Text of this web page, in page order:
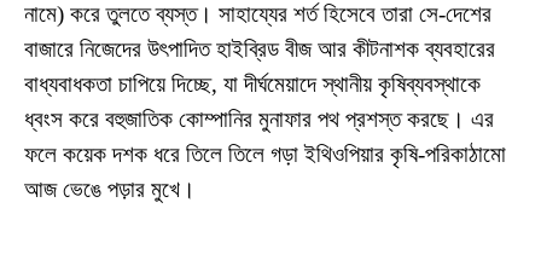
নামে) করে তুলতে ব্যস্ত। সাহায্যের শর্ত হিসেবে তারা সে-দেশের
বাজারে নিজেদের উৎপাদিত হাইব্রিড বীজ আর কীটনাশক ব্যবহারের
বাধ্যবাধকতা চাপিয়ে দিচ্ছে, যা দীর্ঘমেয়াদে স্থানীয় কৃষিব্যবস্থাকে
ধ্বংস করে বহুজাতিক কোম্পানির মুনাফার পথ প্রশস্ত করছে। এর
ফলে কয়েক দশক ধরে তিলে তিলে গড়া ইথিওপিয়ার কৃষি-পরিকাঠামো
আজ ভেঙে পড়ার মুখে।